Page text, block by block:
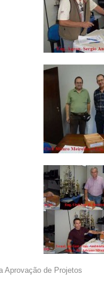
Aprovação de Projetos